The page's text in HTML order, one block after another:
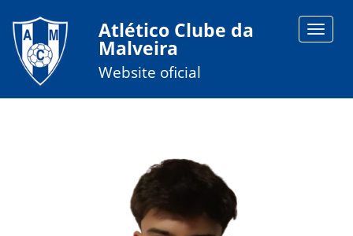
Toggle
Atlético Clube da
Malveira
Website oficial